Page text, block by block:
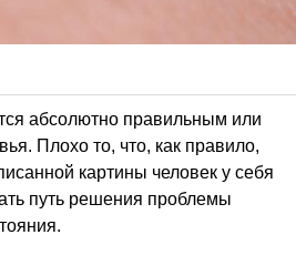
абсолютно правильным или
Плохо то, что, как правило,
картины человек у себя
путь решения проблемы